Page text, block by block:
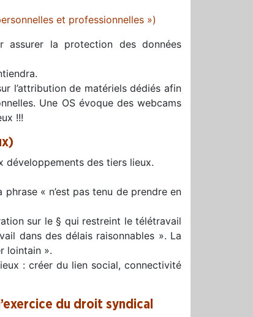
et professionnelles »)
assurer la protection des données
l’attribution de matériels dédiés afin
Une OS évoque des webcams
!!!
développements des tiers lieux.
« n’est pas tenu de prendre en
sur le § qui restreint le télétravail
dans des délais raisonnables ». La
lointain ».
: créer du lien social, connectivité
du droit syndical